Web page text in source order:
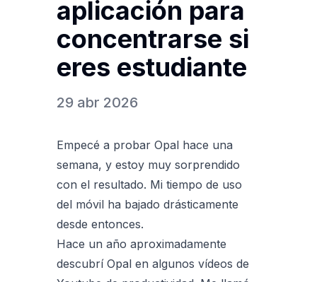
aplicación para
concentrarse si
eres estudiante
29 abr 2026
Empecé a probar Opal hace una
semana, y estoy muy sorprendido
con el resultado. Mi tiempo de uso
del móvil ha bajado drásticamente
desde entonces.
Hace un año aproximadamente
descubrí Opal en algunos vídeos de